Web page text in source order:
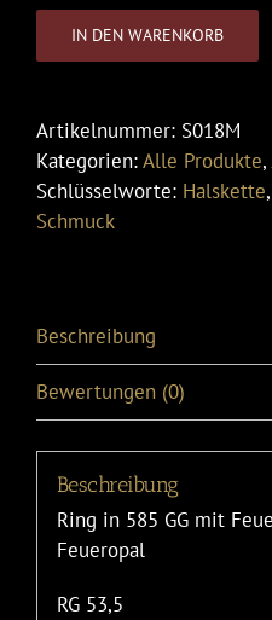
IN DEN WARENKORB
Artikelnummer: S018M
Kategorien:Alle Produkte,
Schlüsselworte: Halskette
Schmuck
Beschreibung
Bewertungen (0)
Beschreibung
Ring in 585 GG mit
Feueropal
RG 53,5